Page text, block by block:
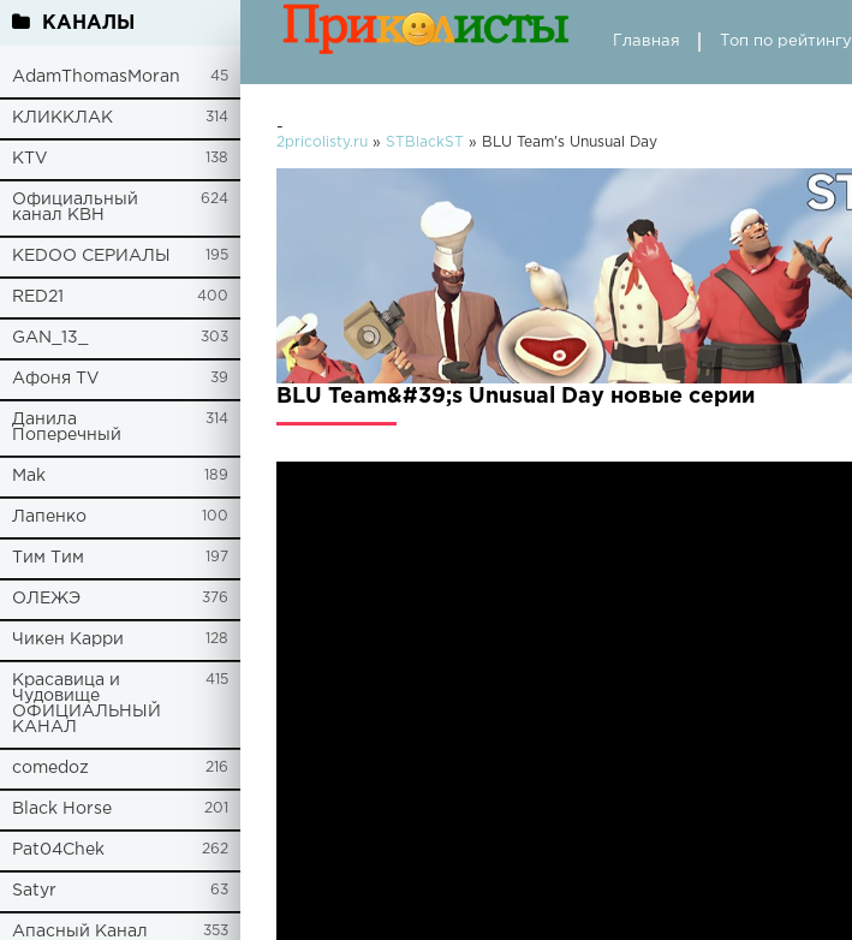
КАНАЛЫ
AdamThomasMoran 45
КЛИККЛАК 314
KTV 138
Официальный
канал КВН
624
KEDOO СЕРИАЛЫ 195
RED21 400
GAN_13_ 303
Афоня TV 39
Данила
Поперечный
314
Mak 189
Лапенко 100
Tим Тим 197
ОЛЕЖЭ 376
Чикен Карри 128
Красавица и
Чудовище
ОФИЦИАЛЬНЫЙ
КАНАЛ
415
comedoz 216
Black Horse 201
Pat04Chek 262
Satyr 63
Апасный Канал 353
Главная Топ по рейтингу
-
2pricolisty.ru » STBlackST » BLU Team's Unusual Day
BLU Team&#39;s Unusual Day новые серии